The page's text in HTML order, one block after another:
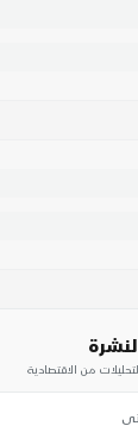
من الاقتصادية